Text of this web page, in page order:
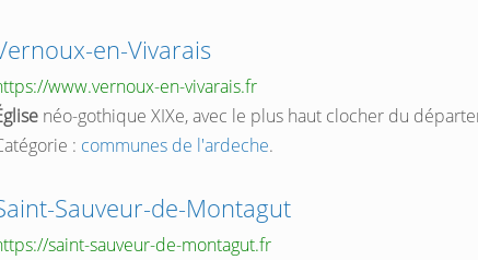
en-Vivarais
www.vernoux-en-vivarais.fr
néo-gothique XIXe, avec le plus haut clocher du
: communes de l'ardeche.
Sauveur-de-Montagut
saint-sauveur-de-montagut.fr